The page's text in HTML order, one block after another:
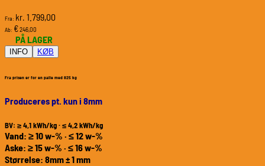
Fra: kr. 1.799,00
Ab: €246,00
PÅ LAGER
INFO KØB
Fra prisen er for en palle med 825 kg
Produceres pt. kun i 8mm
BV: ≥ 4,1 kWh/kg · ≤ 4,2 kWh/kg
Vand: ≥ 10 w-% · ≤ 12 w-%
Aske: ≥ 15 w-% · ≤ 16 w-%
Størrelse: 8mm ± 1 mm